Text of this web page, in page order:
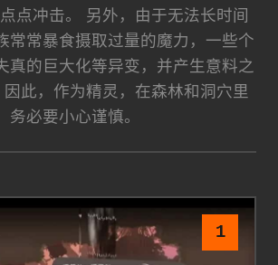
点冲击。 另外，由于无法长时间
常常暴食摄取过量的魔力，一些个
真的巨大化等异变，并产生意料之
此，作为精灵，在森林和洞穴里
务必要小心谨慎。
1